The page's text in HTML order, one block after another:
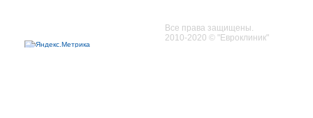
Все права защищены.
2010-2020 © "Евроклиник"